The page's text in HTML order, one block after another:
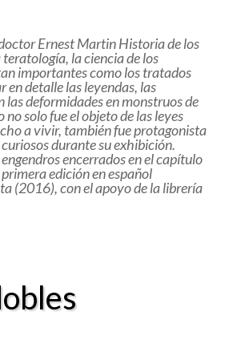
Ernest Martin Historia de los
la ciencia de los
importantes como los tratados
en detalle las leyendas, las
deformidades en monstruos de
solo fue el objeto de las leyes
a vivir, también fue protagonista
durante su exhibición.
encerrados en el capítulo
edición en español
(2016), con el apoyo de la librería